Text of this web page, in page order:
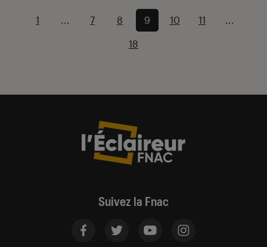
1 ... 7 8 9 10 11 ...
18
Suivez la Fnac